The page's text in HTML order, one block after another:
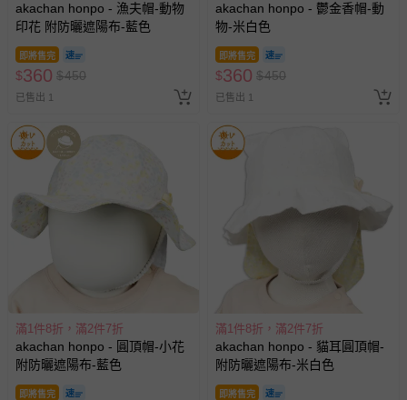
akachan honpo - 漁夫帽-動物
印花 附防曬遮陽布-藍色
即將售完
$360 $450
已售出 1
akachan honpo - 鬱金香帽-動
物-米白色
即將售完
$360 $450
已售出 1
滿1件8折，滿2件7折
akachan honpo - 圓頂帽-小花
附防曬遮陽布-藍色
即將售完
滿1件8折，滿2件7折
akachan honpo - 貓耳圓頂帽-
附防曬遮陽布-米白色
即將售完